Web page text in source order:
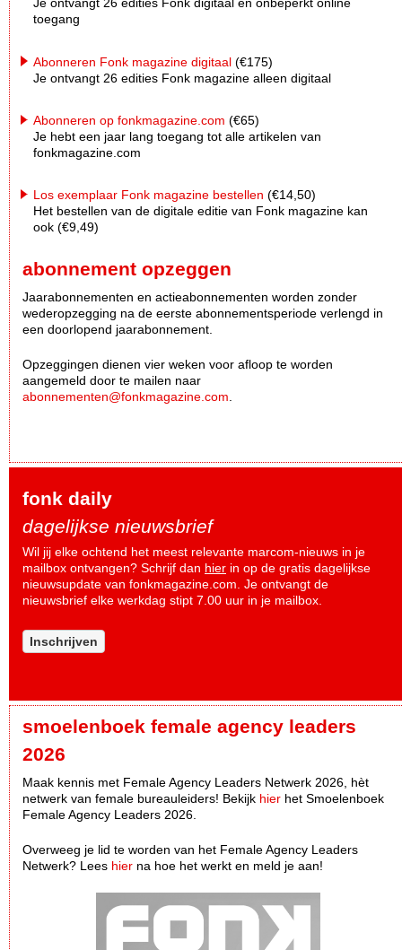
Je ontvangt 26 edities Fonk digitaal én onbeperkt online
toegang
Abonneren Fonk magazine digitaal (€175)
Je ontvangt 26 edities Fonk magazine alleen digitaal
Abonneren op fonkmagazine.com (€65)
Je hebt een jaar lang toegang tot alle artikelen van
fonkmagazine.com
Los exemplaar Fonk magazine bestellen (€14,50)
Het bestellen van de digitale editie van Fonk magazine kan
ook (€9,49)
abonnement opzeggen
Jaarabonnementen en actieabonnementen worden zonder
wederopzegging na de eerste abonnementsperiode verlengd in
een doorlopend jaarabonnement.
Opzeggingen dienen vier weken voor afloop te worden
aangemeld door te mailen naar
abonnementen@fonkmagazine.com
fonk daily
dagelijkse nieuwsbrief
Wil jij elke ochtend het meest relevante marcom-nieuws in je
mailbox ontvangen? Schrijf dan hier in op de gratis dagelijkse
nieuwsupdate van fonkmagazine.com. Je ontvangt de
nieuwsbrief elke werkdag stipt 7.00 uur in je mailbox.
Inschrijven
smoelenboek female agency leaders
2026
Maak kennis met Female Agency Leaders Netwerk 2026, hèt
netwerk van female bureauleiders! Bekijk hier het Smoelenboek
Female Agency Leaders 2026.
Overweeg je lid te worden van het Female Agency Leaders
Netwerk? Lees hier na hoe het werkt en meld je aan!